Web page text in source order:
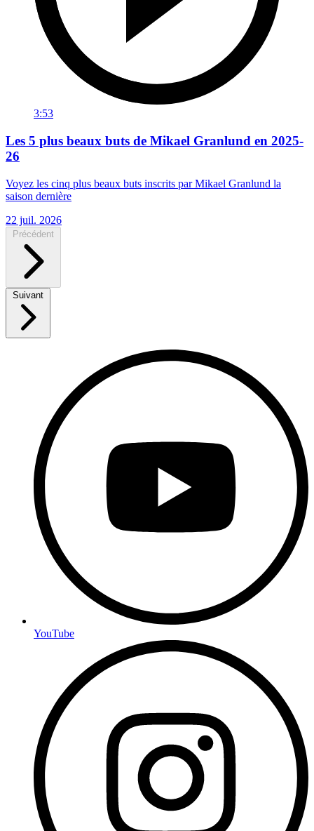
3:53
Les 5 plus beaux buts de Mikael Granlund en 2025-
26
Voyez les cinq plus beaux buts inscrits par Mikael Granlund la
saison dernière
22 juil. 2026
Précédent
Suivant
YouTube